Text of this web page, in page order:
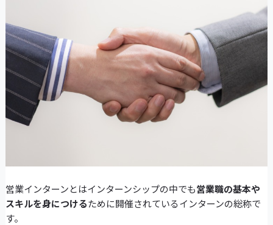
営業インターンとはインターンシップの中でも営業職の基本や
スキルを身につけるために開催されているインターンの総称で
す。